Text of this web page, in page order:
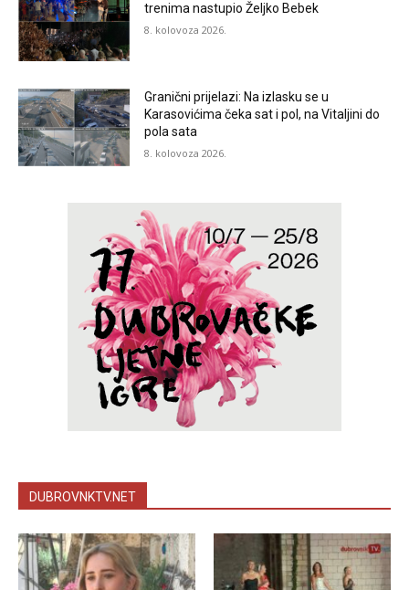
trenima nastupio Željko Bebek
8. kolovoza 2026.
Granični prijelazi: Na izlasku se u
Karasovićima čeka sat i pol, na Vitaljini do
pola sata
8. kolovoza 2026.
DUBROVNKTV.NET